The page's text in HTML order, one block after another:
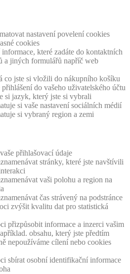
nastavení povelení cookies
cookies
které zadáte do kontaktních
a jiných formulářů napříč web
co jste si vložili do nákupního košíku
do vašeho uživatelského účtu
si jazyk, který jste si vybrali
si vaše nastavení sociálních médií
si vybraný region a zemi
přihlašovací údaje
stránky, které jste navštívili
vaši polohu a region na
čas strávený na podstránce
zvýšit kvalitu dat pro statistická
přizpůsobit informace a inzerci vašim
obsahu, který jste předtím
nepoužíváme cílení nebo cookies
sbírat osobní identifikační informace